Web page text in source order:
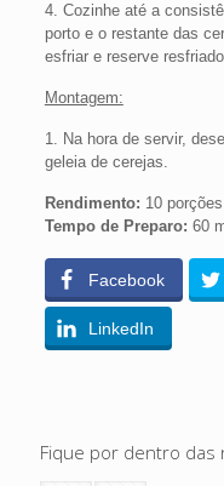
4. Cozinhe até a
porto e o restante das
esfriar e reserve
Montagem:
1. Na hora de servir,
geleia de cerejas.
Rendimento: 10 porções
Tempo de Preparo: 60
Facebook
LinkedIn
Fique por dentro das